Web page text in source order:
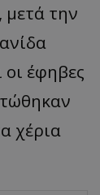
μετά την
έφηβες
χέρια